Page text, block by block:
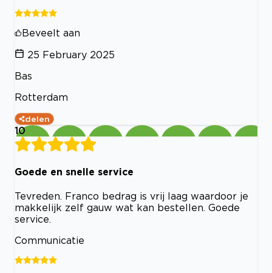
Beveelt aan
25 February 2025
Bas
Rotterdam
delen
10
Goede en snelle service
Tevreden. Franco bedrag is vrij laag waardoor je
makkelijk zelf gauw wat kan bestellen. Goede
service.
Communicatie